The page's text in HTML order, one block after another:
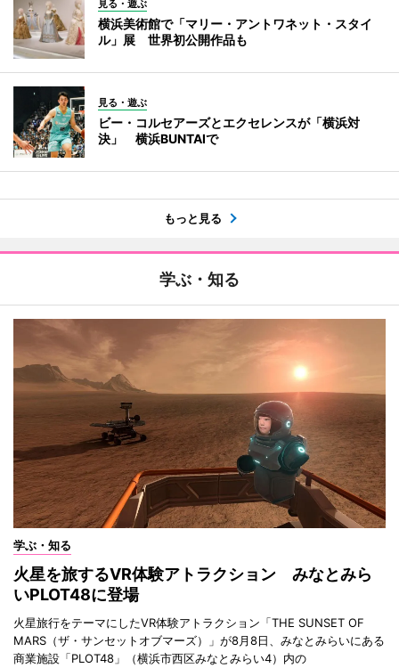
見る・遊ぶ
横浜美術館で「マリー・アントワネット・スタイ
ル」展 世界初公開作品も
見る・遊ぶ
ビー・コルセアーズとエクセレンスが「横浜対
決」 横浜BUNTAIで
もっと見る
学ぶ・知る
学ぶ・知る
火星を旅するVR体験アトラクション みなとみら
いPLOT48に登場
火星旅行をテーマにしたVR体験アトラクション「THE SUNSET OF
MARS（ザ・サンセットオブマーズ）」が8月8日、みなとみらいにある
商業施設「PLOT48」（横浜市西区みなとみらい4）内の